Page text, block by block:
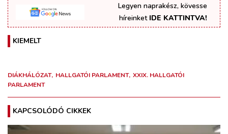
Legyen naprakész, kövesse
híreinket IDE KATTINTVA!
KIEMELT
DIÁKHÁLÓZAT HALLGATÓI PARLAMENT XXIX. HALLGATÓI
PARLAMENT
KAPCSOLÓDÓ CIKKEK